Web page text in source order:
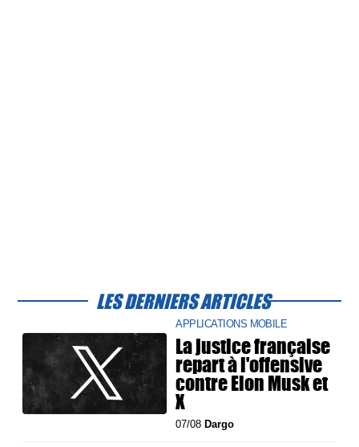
LES DERNIERS ARTICLES
APPLICATIONS MOBILE
La justice française
repart à l'offensive
contre Elon Musk et
X
07/08 Dargo